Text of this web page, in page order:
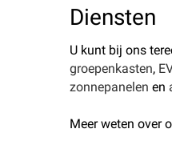
Diensten
U kunt bij ons
groepenkasten,
zonnepanelen en
Meer weten over